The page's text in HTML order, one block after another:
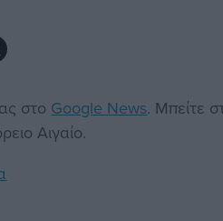
στο Google News. Μπείτε
Αιγαίο.